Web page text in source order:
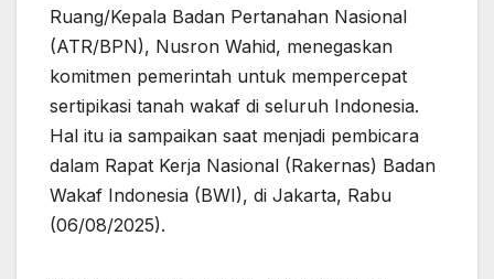
Ruang/Kepala Badan Pertanahan Nasional
(ATR/BPN), Nusron Wahid, menegaskan
komitmen pemerintah untuk mempercepat
sertipikasi tanah wakaf di seluruh Indonesia.
Hal itu ia sampaikan saat menjadi pembicara
dalam Rapat Kerja Nasional (Rakernas) Badan
Wakaf Indonesia (BWI), di Jakarta, Rabu
(06/08/2025).